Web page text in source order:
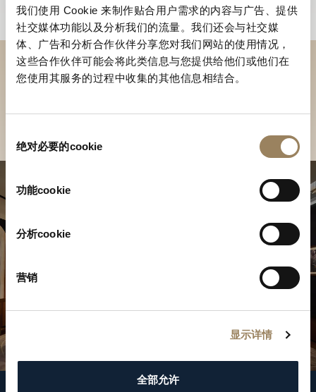
我们使用 Cookie 来制作贴合用户需求的内容与广告、提供
社交媒体功能以及分析我们的流量。我们还会与社交媒
体、广告和分析合作伙伴分享您对我们网站的使用情况，
这些合作伙伴可能会将此类信息与您提供给他们或他们在
您使用其服务的过程中收集的其他信息相结合。
绝对必要的cookie
功能cookie
分析cookie
营销
显示详情
全部允许
於專賣店探索品牌系列作品
尋找專賣店